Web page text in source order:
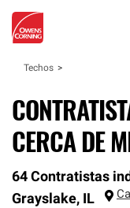
Techos
CERCA DE
64 Contratistas
Grayslake, IL